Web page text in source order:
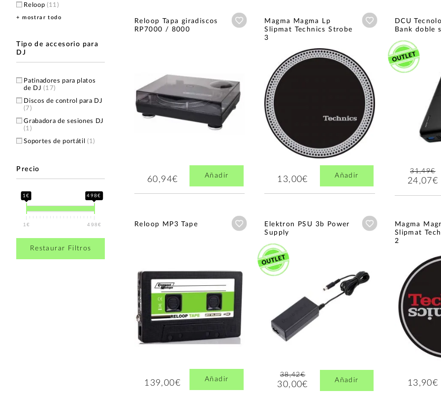
Reloop (11)
DCU Tecnologic
AlphaTheta(3)
Audio Technica
Denon DJ(1)
LD Systems
Monacor(1)
Music Nomad
MWM
UDG
+ mostrar todo
Tipo de accesorio para
DJ
Patinadores para platos
de DJ(17)
Discos de control para DJ
(7)
Grabadora de sesiones DJ
(1)
Soportes de portátil(1)
Precio
1€ 498€
1€ 498€
Restaurar Filtros
Reloop Tapa giradiscos
RP7000 / 8000
Añadir a wishlist
60,94€ Añadir
Magma Magma Lp
Slipmat Technics Strobe
3
Añadir a wishlist
13,00€ Añadir
DCU
Bank doble
31,49€
24,07€
Reloop MP3 Tape Añadir a wishlist
139,00€ Añadir
Elektron PSU 3b Power
Supply
Añadir a wishlist
38,42€
30,00€ Añadir
Magma
Slipmat
2
13,90€